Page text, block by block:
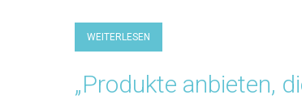
WEITERLESEN
„Produkte anbieten,